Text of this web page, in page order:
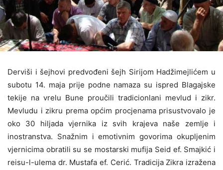
Derviši i šejhovi predvođeni šejh Sirijom Hadžimejlićem u
subotu 14. maja prije podne namaza su ispred Blagajske
tekije na vrelu Bune proučili tradicionlani mevlud i zikr.
Mevludu i zikru prema općim procjenama prisustvovalo je
oko 30 hiljada vjernika iz svih krajeva naše zemlje i
inostranstva. Snažnim i emotivnim govorima okupljenim
vjernicima obratili su se mostarski mufija Seid ef. Smajkić i
reisu-l-ulema dr. Mustafa ef. Cerić. Tradicija Zikra izražena